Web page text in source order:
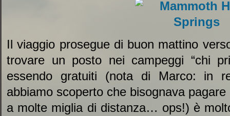
Il viaggio prosegue di buon mattino
trovare un posto nei campeggi “chi
essendo gratuiti (nota di Marco: in
abbiamo scoperto che bisognava
a molte miglia di distanza… ops!) è